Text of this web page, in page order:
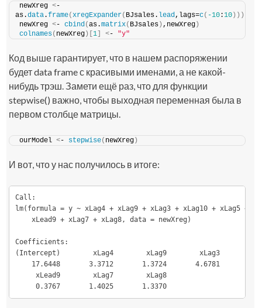
newXreg <-
as.data.frame(xregExpander( BJsales. lead,lags=c( -10:10 )))
newXreg <- cbind(as.matrix( BJsales ) ,newXreg )
colnames( newXreg )[1 <- "y"
Код выше гарантирует, что в нашем распоряжении
будет data frame с красивыми именами, а не какой-
нибудь трэш. Замети ещё раз, что для функции
stepwise() важно, чтобы выходная переменная была в
первом столбце матрицы.
ourModel <- stepwise( newXreg )
И вот, что у нас получилось в итоге:
Call:
lm(formula = y ~ xLag4 + xLag9 + xLag3 + xLag10 + xLag5 +
    xLead9 + xLag7 + xLag8, data = newXreg)
Coefficients:
(Intercept)        xLag4        xLag9        xLag3
17.6448       3.3712       1.3724       4.6781
     xLead9        xLag7        xLag8
     0.3767       1.4025       1.3370